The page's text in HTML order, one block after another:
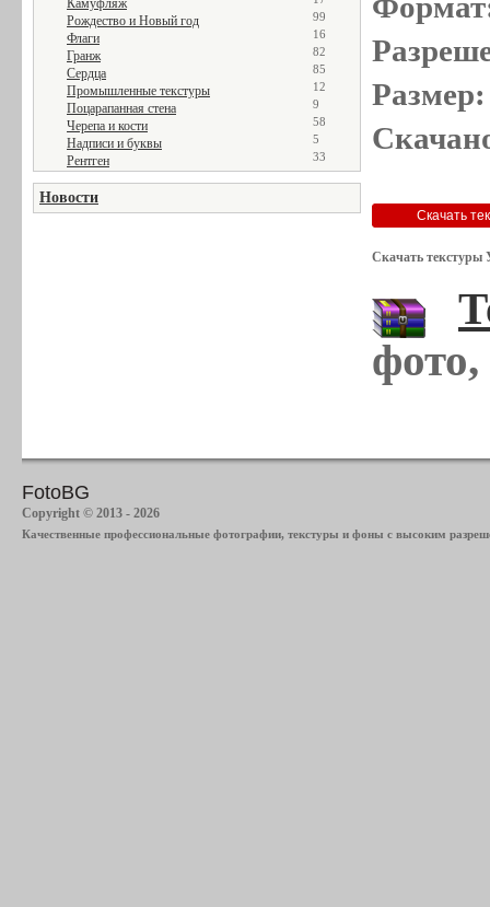
Камуфляж
Рождество и Новый год 99
Флаги 16
Гранж 82
Сердца 85
Промышленные текстуры 12
Поцарапанная стена 9
Черепа и кости 58
Надписи и буквы 5
Рентген 33
Новости
Скачать текстуры
FotoBG
Copyright © 2013 - 2026
Качественные профессиональные фотографии, текстуры и фоны с высоким